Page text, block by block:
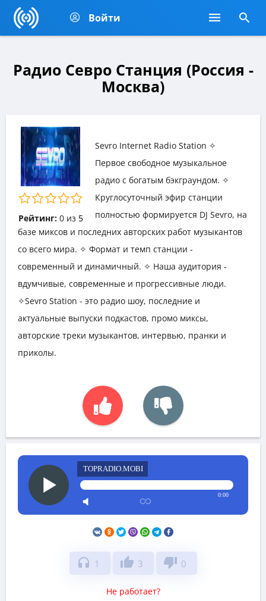
Войти
Радио Севро Станция (Россия -
Москва)
Рейтинг: 0из 5
Sevro Internet Radio Station ✧
Первое свободное музыкальное
радио с богатым бэкграундом. ✧
Круглосуточный эфир станции
полностью формируется DJ Sevro, на
базе миксов и последних авторских работ музыкантов
со всего мира. ✧ Формат и темп станции -
современный и динамичный. ✧ Наша аудитория -
вдумчивые, современные и прогрессивные люди.
✧Sevro Station - это радио шоу, последние и
актуальные выпуски подкастов, промо миксы,
авторские треки музыкантов, интервью, пранки и
приколы.
TOPRADIO.MOBI
0:00
headphones 1 thumb_up 3 thumb_down 0
Не работает?